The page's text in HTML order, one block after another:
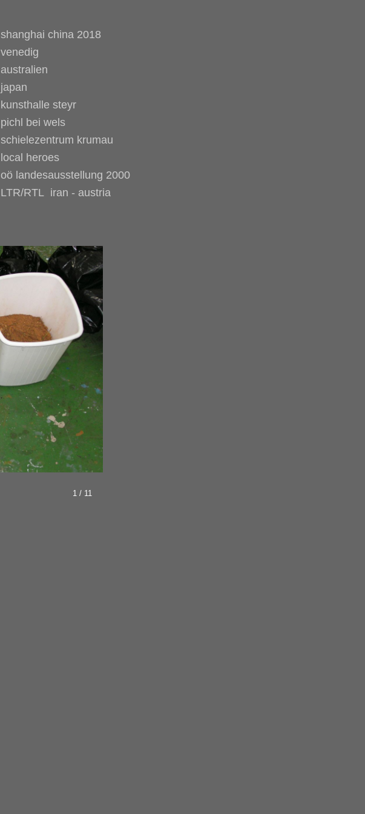
shanghai china 2018
venedig
australien
japan
kunsthalle steyr
pichl bei wels
schielezentrum krumau
local heroes
oö landesausstellung 2000
LTR/RTL iran - austria
1 / 11